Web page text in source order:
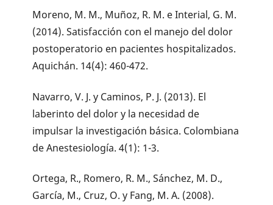
Moreno, M. M., Muñoz, R. M. e Interial, G. M.
(2014). Satisfacción con el manejo del dolor
postoperatorio en pacientes hospitalizados.
Aquichán. 14(4): 460-472.
Navarro, V. J. y Caminos, P. J. (2013). El
laberinto del dolor y la necesidad de
impulsar la investigación básica. Colombiana
de Anestesiología. 4(1): 1-3.
Ortega, R., Romero, R. M., Sánchez, M. D.,
García, M., Cruz, O. y Fang, M. A. (2008).